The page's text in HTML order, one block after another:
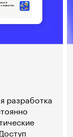
разработка